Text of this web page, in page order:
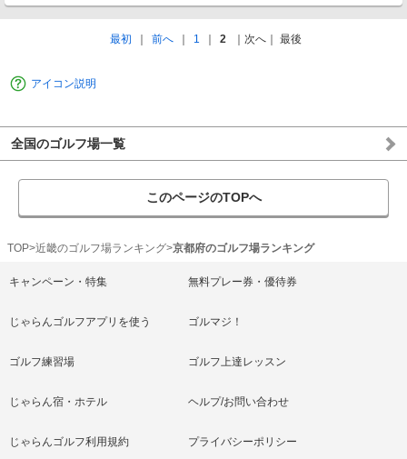
最初 前へ 1 2 次へ 最後
アイコン説明
全国のゴルフ場一覧
このページのTOPへ
TOP 近畿のゴルフ場ランキング 京都府のゴルフ場ランキング
キャンペーン・特集 無料プレー券・優待券
じゃらんゴルフアプリを使う ゴルマジ！
ゴルフ練習場 ゴルフ上達レッスン
じゃらん宿・ホテル ヘルプ/お問い合わせ
じゃらんゴルフ利用規約 プライバシーポリシー